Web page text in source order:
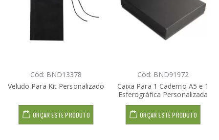
Cód: BND13378
Veludo Para Kit Personalizado
ORÇAR ESTE PRODUTO
Cód: BND91972
Caixa Para 1 Caderno A5 e 1
Esferográfica Personalizada
ORÇAR ESTE PRODUTO